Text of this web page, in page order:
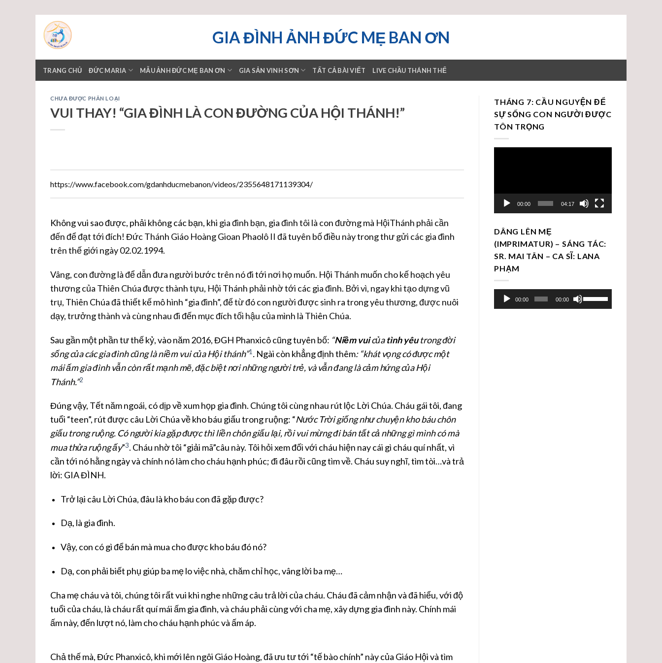
content
GIA ĐÌNH ẢNH ĐỨC MẸ BAN ƠN
TRANG CHỦ ĐỨC MARIA MẪU ẢNH ĐỨC MẸ BAN ƠN GIA SẢN VINH SƠN TẤT CẢ BÀI VIẾT LIVE CHẦU THÁNH THỂ
CHƯA ĐƯỢC PHÂN LOẠI
VUI THAY! “GIA ĐÌNH LÀ CON ĐƯỜNG CỦA HỘI THÁNH!”
https://www.facebook.com/gdanhducmebanon/videos/2355648171139304/
Không vui sao được, phải không các bạn, khi gia đình bạn, gia đình tôi là con đường mà HộiThánh phải cần
đến để đạt tới đích! Đức Thánh Giáo Hoàng Gioan Phaolô II đã tuyên bố điều này trong thư gửi các gia đình
trên thế giới ngày 02.02.1994.
Vâng, con đường là để dẫn đưa người bước trên nó đi tới nơi họ muốn. Hội Thánh muốn cho kế hoạch yêu
thương của Thiên Chúa được thành tựu, Hội Thánh phải nhờ tới các gia đình. Bởi vì, ngay khi tạo dựng vũ
trụ, Thiên Chúa đã thiết kế mô hình “gia đình”, để từ đó con người được sinh ra trong yêu thương, được nuôi
dạy, trưởng thành và cùng nhau đi đến mục đích tối hậu của mình là Thiên Chúa.
Sau gần một phần tư thế kỷ, vào năm 2016, ĐGH Phanxicô cũng tuyên bố: “Niềm vuicủatình yêutrong đời
sống của các gia đình cũng là niềm vui của Hội thánh”1 . Ngài còn khẳng định thêm: “khát vọng có được một
mái ấm gia đình vẫn còn rất mạnh mẽ, đặc biệt nơi những người trẻ, và vẫn đang là cảm hứng của Hội
Thánh.”2
Đúng vậy, Tết năm ngoái, có dịp về xum họp gia đình. Chúng tôi cùng nhau rút lộc Lời Chúa. Cháu gái tôi, đang
tuổi “teen”, rút được câu Lời Chúa về kho báu giấu trong ruộng: “Nước Trời giống như chuyện kho báu chôn
giấu trong ruộng. Có người kia gặp được thì liền chôn giấu lại, rồi vui mừng đi bán tất cả những gì mình có mà
mua thửa ruộng ấy”3. Cháu nhờ tôi “giải mã”câu này. Tôi hỏi xem đối với cháu hiện nay cái gì cháu quí nhất, vì
cần tới nó hằng ngày và chính nó làm cho cháu hạnh phúc; đi đâu rồi cũng tìm về. Cháu suy nghĩ, tìm tòi…và trả
lời: GIA ĐÌNH.
Trở lại câu Lời Chúa, đâu là kho báu con đã gặp được?
Dạ, là gia đình.
Vậy, con có gì để bán mà mua cho được kho báu đó nó?
Dạ, con phải biết phụ giúp ba mẹ lo việc nhà, chăm chỉ học, vâng lời ba mẹ…
Cha mẹ cháu và tôi, chúng tôi rất vui khi nghe những câu trả lời của cháu. Cháu đã cảm nhận và đã hiểu, với độ
tuổi của cháu, là cháu rất quí mái ấm gia đình, và cháu phải cùng với cha mẹ, xây dựng gia đình này. Chính mái
ấm này, đến lượt nó, làm cho cháu hạnh phúc và ấm áp.
Chả thế mà, Đức Phanxicô, khi mới lên ngôi Giáo Hoàng, đã ưu tư tới “tế bào chính” này của Giáo Hội và tìm
THÁNG 7: CẦU NGUYỆN ĐỂ
SỰ SỐNG CON NGƯỜI ĐƯỢC
TÔN TRỌNG
00:00 04:17
DÂNG LÊN MẸ
(IMPRIMATUR) – SÁNG TÁC:
SR. MAI TÂN – CA SĨ: LANA
PHẠM
Trình
chơi
00:00 00:00
dụng